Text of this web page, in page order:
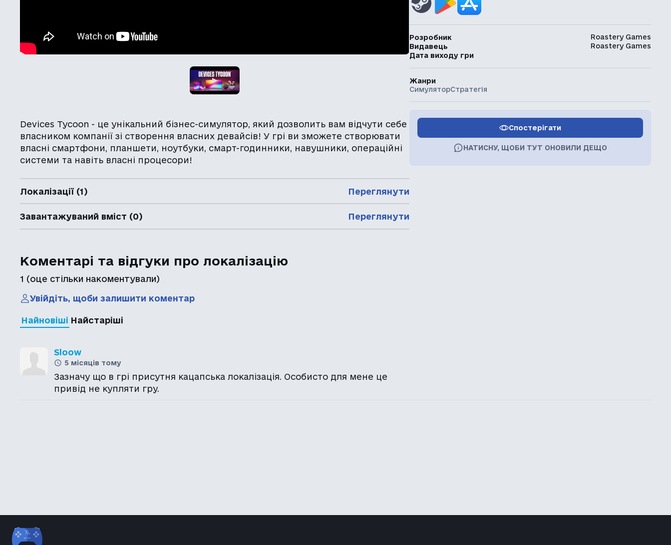
Devices Tycoon - це унікальний бізнес-симулятор, який дозволить вам відчути себе
власником компанії зі створення власних девайсів! У грі ви зможете створювати
власні смартфони, планшети, ноутбуки, смарт-годинники, навушники, операційні
системи та навіть власні процесори!
Локалізації (1) Переглянути
Завантажуваний вміст (0) Переглянути
Коментарі та відгуки про локалізацію
1 (оце стільки накоментували)
Увійдіть, щоби залишити коментар
Найновіші Найстаріші
Sloow
5 місяців тому
Зазначу що в грі присутня кацапська локалізація. Особисто для мене це
привід не купляти гру.
Розробник
Roastery Games
Видавець
Roastery Games
Дата виходу гри
Жанри
СимуляторСтратегія
Спостерігати
НАТИСНУ, ЩОБИ ТУТ ОНОВИЛИ ДЕЩО